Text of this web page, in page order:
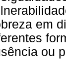
em
ou